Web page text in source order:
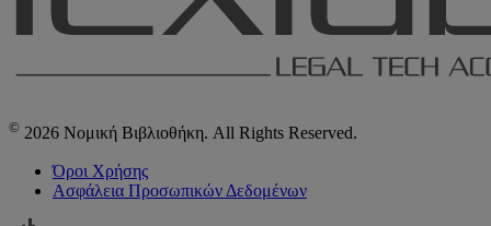
© 2026 Νομική Βιβλιοθήκη. All Rights Reserved.
Όροι Χρήσης
Ασφάλεια Προσωπικών Δεδομένων